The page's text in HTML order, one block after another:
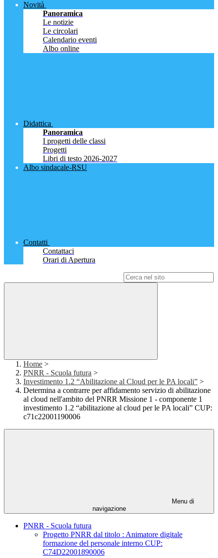
Novità
Panoramica
Le notizie
Le circolari
Calendario eventi
Albo online
Didattica
Panoramica
I progetti delle classi
Progetti
Libri di testo 2026-2027
Albo sindacale-RSU
Contatti
Contattaci
Orari di Apertura
Home >
PNRR - Scuola futura >
Investimento 1.2 “Abilitazione al Cloud per le PA locali” >
Determina a contrarre per affidamento servizio di abilitazione
al cloud nell'ambito del PNRR Missione 1 - componente 1
investimento 1.2 “abilitazione al cloud per le PA locali” CUP:
c71c22001190006
Menu di
navigazione
PNRR - Scuola futura
Progetto PNRR dal titolo : Animatore digitale
formazione del personale interno CUP:
C74D22001890006